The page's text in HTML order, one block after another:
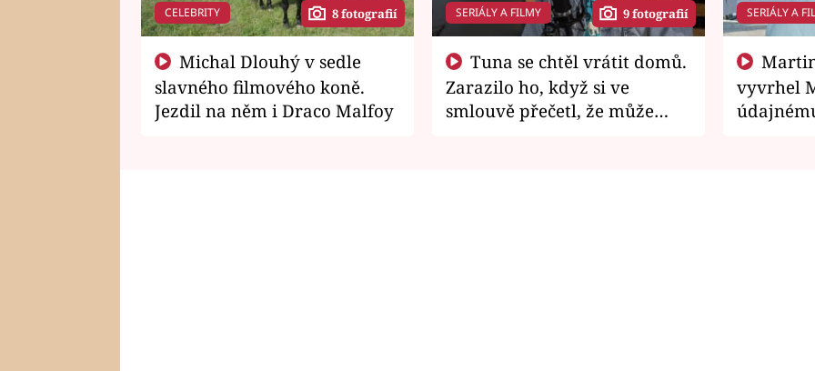
CELEBRITY 8 fotografií
slavného filmového koně.
Jezdil na něm i Draco Malfoy
SERIÁLY A FILMY 9 fotografií
Zarazilo ho, když si ve
smlouvě přečetl, že může
SERIÁLY A
vyvrhel